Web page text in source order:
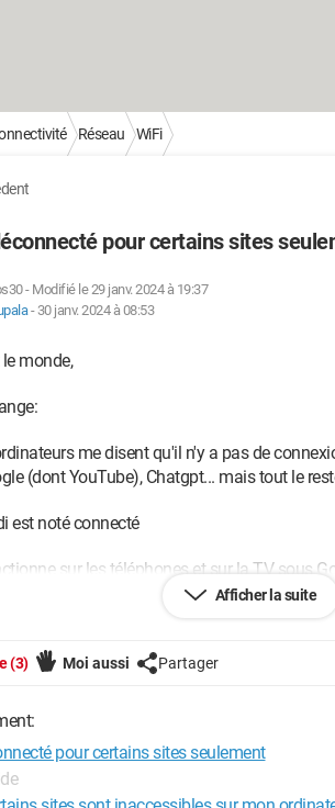
Réseau WiFi
pour certains sites
- Modifié le 29 janv. 2024 à 19:37
- 30 janv. 2024 à 08:53
monde,
me disent qu'il n'y a pas de
(dont YouTube), Chatgpt... mais tout le
est noté connecté
sur les téléphones et sur la TV sous
dit que cela ne vient pas d'eux.
???
Afficher la suite
(3) Moi aussi Partager
pour certains sites seulement